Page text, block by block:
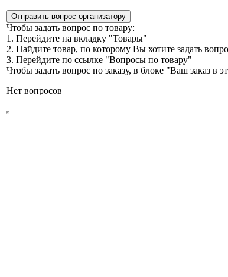
Отправить вопрос организатору
Чтобы задать вопрос по товару:
1. Перейдите на вкладку "Товары"
2. Найдите товар, по которому Вы хотите задать
3. Перейдите по ссылке "Вопросы по товару"
Чтобы задать вопрос по заказу, в блоке "Ваш заказ в
Нет вопросов